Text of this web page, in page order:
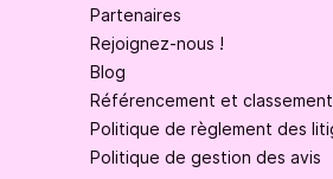
Partenaires
Rejoignez-nous !
Blog
Référencement et
Politique de règlement des
Politique de gestion des avis